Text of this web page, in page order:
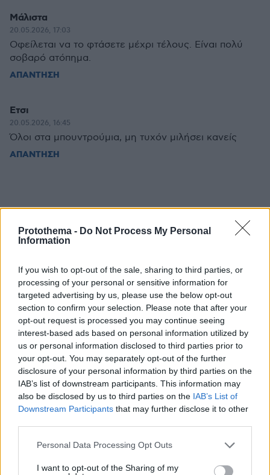
Protothema - Do Not Process My Personal
Information
If you wish to opt-out of the sale, sharing to third parties, or
processing of your personal or sensitive information for
targeted advertising by us, please use the below opt-out
section to confirm your selection. Please note that after your
opt-out request is processed you may continue seeing
interest-based ads based on personal information utilized by
us or personal information disclosed to third parties prior to
your opt-out. You may separately opt-out of the further
disclosure of your personal information by third parties on the
IAB’s list of downstream participants. This information may
also be disclosed by us to third parties on the IAB’s List of
Downstream Participants that may further disclose it to other
Please note that this website/app uses one or more Google
not limited to your visit or usage behaviour. You may click to
Personal Data Processing Opt Outs
I want to opt-out of the Sharing of my
Μάλιστα
20.05.2026, 17:03
Οφείλεται να το φτάσετε μέχρι τέλους. Είναι πολύ
σοβαρό ατόπημα.
ΑΠΑΝΤΗΣΗ
Ετσι
20.05.2026, 16:45
Όλοι στα μπουντρούμια, μη τυχόν μιλήσει κανείς
ΑΠΑΝΤΗΣΗ
20.05.2026, 16:33
Αν κάνουν εστω και μια μέρα φυλακή , θα το
ΑΠΑΝΤΗΣΗ
ΠΡΟΣΘΗΚΗ ΣΧΟΛΙΟΥ
ΌΝΟΜΑ *
EMAIL